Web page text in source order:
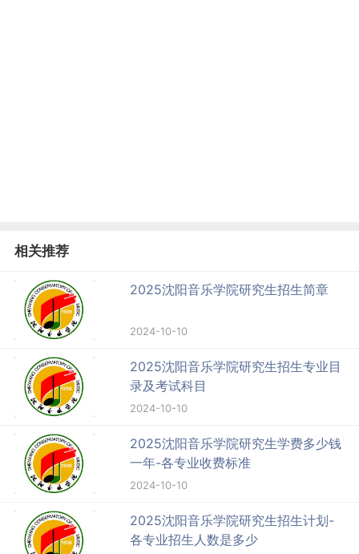
相关推荐
2025沈阳音乐学院研究生招生简章
2024-10-10
2025沈阳音乐学院研究生招生专业目
录及考试科目
2024-10-10
2025沈阳音乐学院研究生学费多少钱
一年-各专业收费标准
2024-10-10
2025沈阳音乐学院研究生招生计划-
各专业招生人数是多少